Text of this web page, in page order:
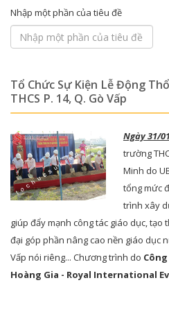
Nhập một phần của tiêu đề
Tổ Chức Sự Kiện Lễ Động
THCS P. 14, Q. Gò Vấp
Ngày 31/
trường
Minh do
tổng mức
trình xây
giúp đẩy mạnh công tác giáo dục, tạo
đại góp phần nâng cao nền giáo dục
Vấp nói riêng... Chương trình do
Hoàng Gia - Royal International